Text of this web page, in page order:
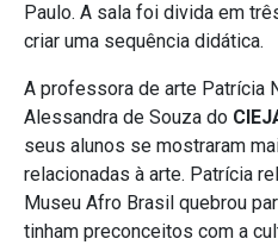
Paulo. A sala foi divida em
criar uma sequência didática.
A professora de arte Patrícia
Alessandra de Souza do
seus alunos se mostraram
relacionadas à arte. Patrícia
Museu Afro Brasil quebrou
tinham preconceitos com a